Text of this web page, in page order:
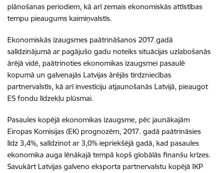
plānošanas periodiem, kā arī zemais ekonomiskās attīstības
tempu pieaugums kaimiņvalstīs.
Ekonomiskās izaugsmes paātrināšanos 2017.gadā
salīdzinājumā ar pagājušo gadu noteiks situācijas uzlabošanās
ārējā vidē, paātrinoties ekonomikas izaugsmei pasaulē
kopumā un galvenajās Latvijas ārējās tirdzniecības
partnervalstīs, kā arī investīciju atjaunošanās Latvijā, pieaugot
ES fondu līdzekļu plūsmai.
Pasaules kopējā ekonomikas izaugsme, pēc jaunākajām
Eiropas Komisijas (EK) prognozēm, 2017. gadā paātrināsies
līdz 3,4%, salīdzinot ar 3,0% iepriekšējā gadā, kad pasaules
ekonomika auga lēnākajā tempā kopš globālās finanšu krīzes.
Savukārt Latvijas galveno eksporta partnervalstu kopējā IKP